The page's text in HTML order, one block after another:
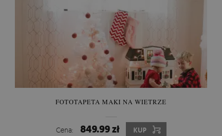
FOTOTAPETA MAKI NA WIETRZE
Cena: 849.99 zł KUP